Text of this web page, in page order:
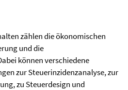
zählen die ökonomischen
und die
können verschiedene
zur Steuerinzidenzanalyse, zur
zu Steuerdesign und